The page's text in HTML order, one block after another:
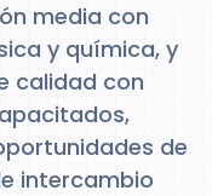
media con
y química, y
calidad con
de
intercambio